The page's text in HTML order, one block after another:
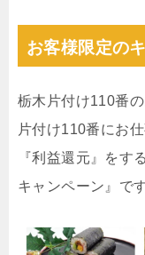
お客様限定の
栃木片付け110番
片付け110番にお
『利益還元』をす
キャンペーン』です